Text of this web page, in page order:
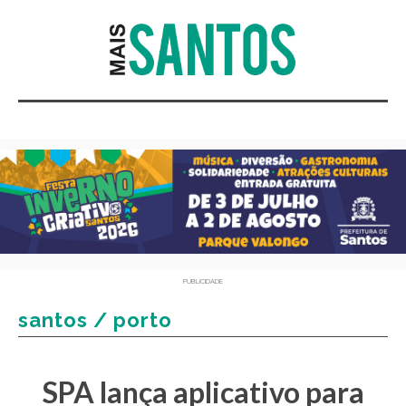
PUBLICIDADE
santos / porto
SPA lança aplicativo para